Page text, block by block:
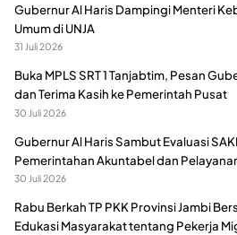
Gubernur Al Haris Dampingi Menteri
Umum di UNJA
31 Juli 2026
Buka MPLS SRT 1 Tanjabtim, Pesan
dan Terima Kasih ke Pemerintah Pusat
30 Juli 2026
Gubernur Al Haris Sambut Evaluasi
Pemerintahan Akuntabel dan
30 Juli 2026
Rabu Berkah TP PKK Provinsi Jambi
Edukasi Masyarakat tentang Pekerja